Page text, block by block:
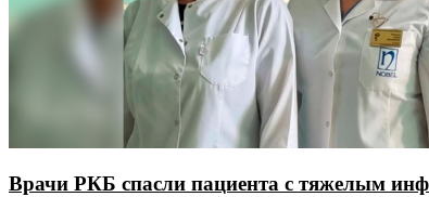
Врачи РКБ спасли пациента с тяжелым